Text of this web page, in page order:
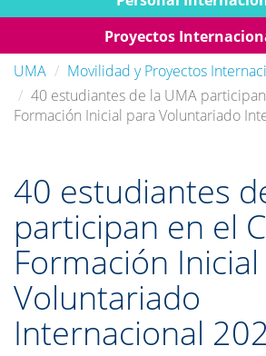
Proyectos
UMA
Movilidad y Proyectos
40 estudiantes de la UMA
Formación Inicial para Voluntariado
40 estudiantes
participan en el
Formación
Voluntariado
Internacional